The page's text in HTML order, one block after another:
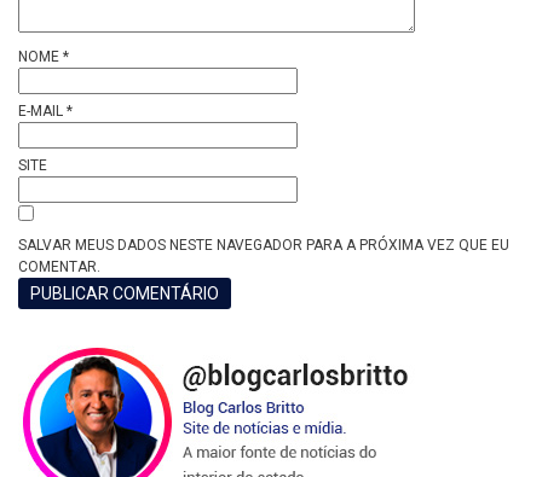
NOME *
E-MAIL *
SITE
SALVAR MEUS DADOS NESTE NAVEGADOR PARA A PRÓXIMA VEZ QUE EU
COMENTAR.